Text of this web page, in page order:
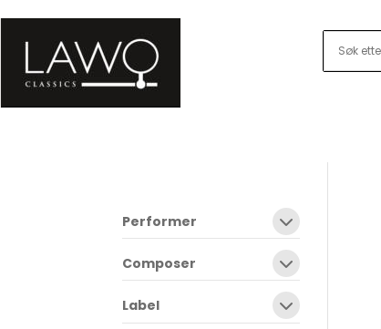
Performer
Composer
Label